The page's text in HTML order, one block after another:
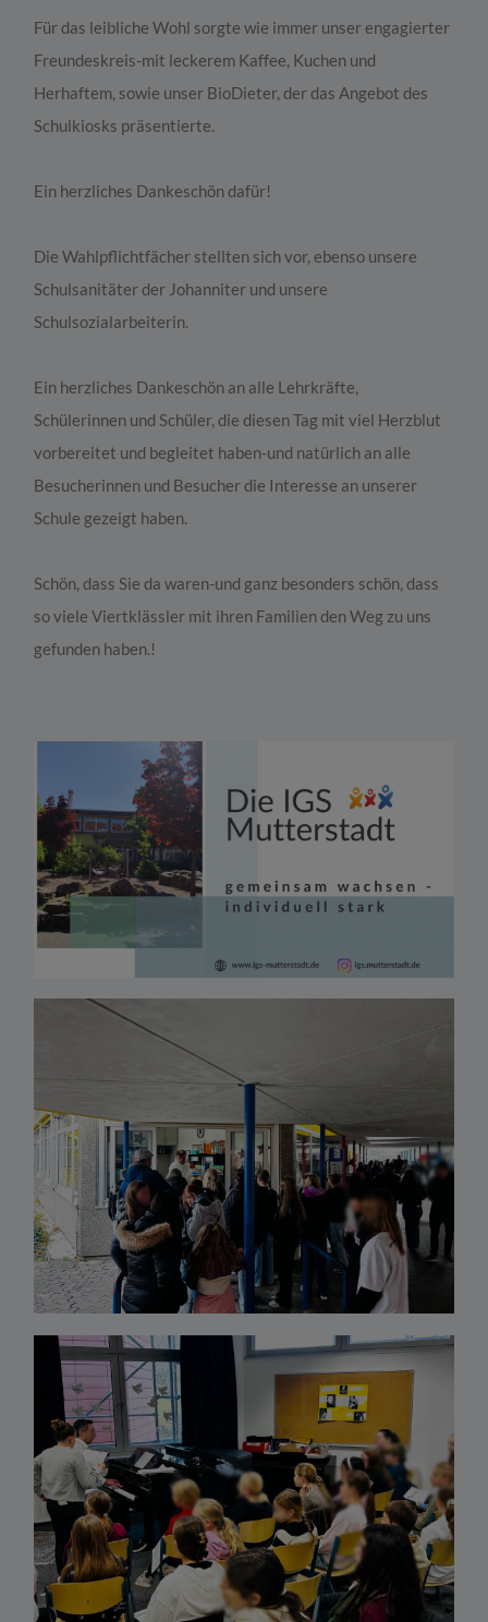
Für das leibliche Wohl sorgte wie immer unser engagierter
Freundeskreis-mit leckerem Kaffee, Kuchen und
Herhaftem, sowie unser BioDieter, der das Angebot des
Schulkiosks präsentierte.
Ein herzliches Dankeschön dafür!
Die Wahlpflichtfächer stellten sich vor, ebenso unsere
Schulsanitäter der Johanniter und unsere
Schulsozialarbeiterin.
Ein herzliches Dankeschön an alle Lehrkräfte,
Schülerinnen und Schüler, die diesen Tag mit viel Herzblut
vorbereitet und begleitet haben-und natürlich an alle
Besucherinnen und Besucher die Interesse an unserer
Schule gezeigt haben.
Schön, dass Sie da waren-und ganz besonders schön, dass
so viele Viertklässler mit ihren Familien den Weg zu uns
gefunden haben.!